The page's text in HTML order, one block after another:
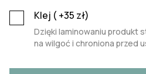
Klej ( +35 zł)
Dzięki laminowaniu produkt
na wilgoć i chroniona przed